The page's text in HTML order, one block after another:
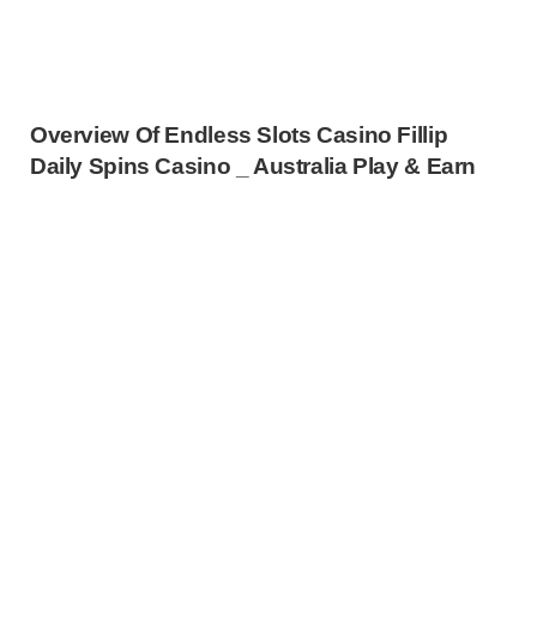
Overview Of Endless Slots Casino Fillip
Daily Spins Casino _ Australia Play & Earn